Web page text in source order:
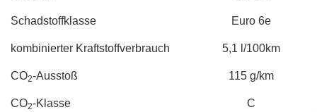
Schadstoffklasse Euro 6e
kombinierter Kraftstoffverbrauch 5,1 l/100km
CO2-Ausstoß 115 g/km
CO2-Klasse C